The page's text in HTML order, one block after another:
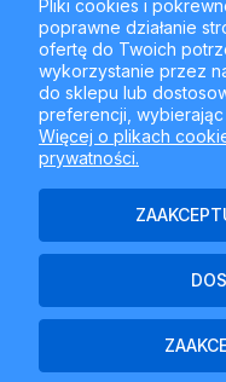
Najlepszyfiltr.pl - ul.
Pliki cookies i
poprawne działanie
ofertę do Twoich
wykorzystanie przez
do sklepu lub
preferencji,
Więcej o plikach
prywatności.